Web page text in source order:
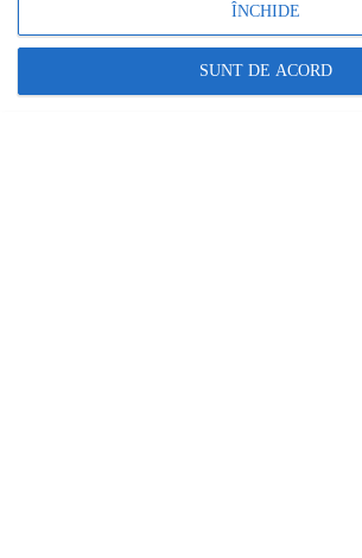
Fii pregătit din timp pentru sezonul rece
ÎNCHIDE
SUNT DE ACORD